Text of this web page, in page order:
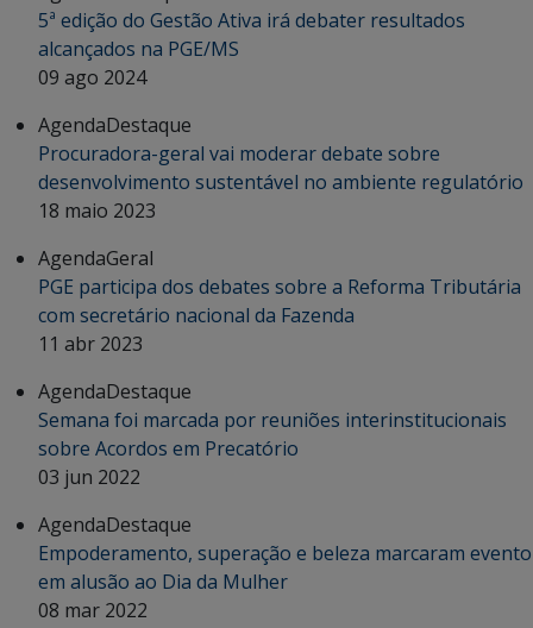
5ª edição do Gestão Ativa irá debater resultados
alcançados na PGE/MS
09 ago 2024
AgendaDestaque
Procuradora-geral vai moderar debate sobre
desenvolvimento sustentável no ambiente regulatório
18 maio 2023
AgendaGeral
PGE participa dos debates sobre a Reforma Tributária
com secretário nacional da Fazenda
11 abr 2023
AgendaDestaque
Semana foi marcada por reuniões interinstitucionais
sobre Acordos em Precatório
03 jun 2022
AgendaDestaque
Empoderamento, superação e beleza marcaram evento
em alusão ao Dia da Mulher
08 mar 2022